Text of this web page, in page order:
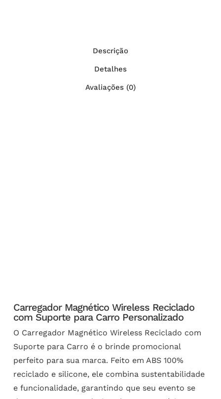
Descrição
Detalhes
Avaliações (0)
Carregador Magnético Wireless Reciclado
com Suporte para Carro Personalizado
O Carregador Magnético Wireless Reciclado com
Suporte para Carro é o brinde promocional
perfeito para sua marca. Feito em ABS 100%
reciclado e silicone, ele combina sustentabilidade
e funcionalidade, garantindo que seu evento se